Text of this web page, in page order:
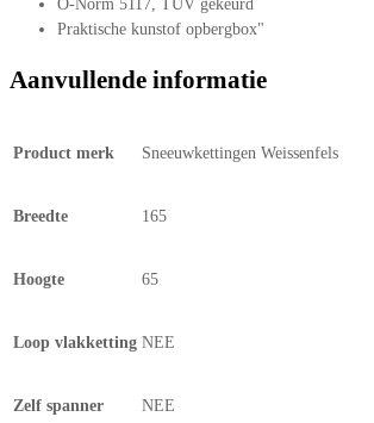
O-Norm 5117, TÜV gekeurd
Praktische kunstof opbergbox"
Aanvullende informatie
Product merk Sneeuwkettingen Weissenfels
Breedte 165
Hoogte 65
Loop vlakketting NEE
Zelf spanner NEE